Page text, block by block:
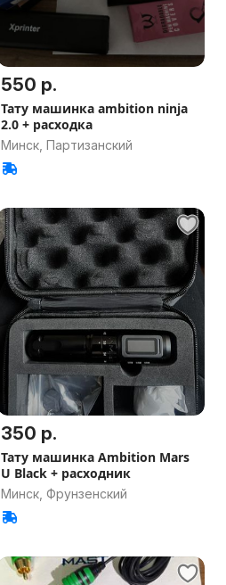
550 р.
Тату машинка ambition ninja
2.0 + расходка
Минск, Партизанский
350 р.
Тату машинка Ambition Mars
U Black + расходник
Минск, Фрунзенский